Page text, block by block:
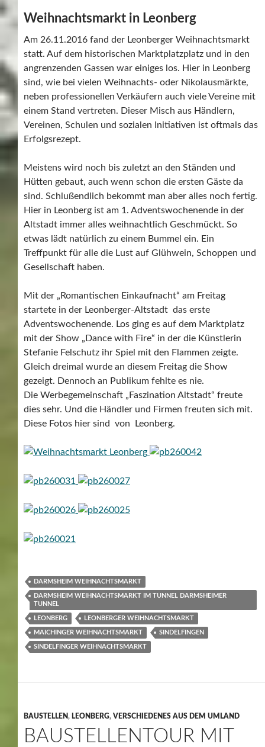
Weihnachtsmarkt in Leonberg
Am 26.11.2016 fand der Leonberger Weihnachtsmarkt
statt. Auf dem historischen Marktplatzplatz und in den
angrenzenden Gassen war einiges los. Hier in Leonberg
sind, wie bei vielen Weihnachts- oder Nikolausmärkte,
neben professionellen Verkäufern auch viele Vereine mit
einem Stand vertreten. Dieser Misch aus Händlern,
Vereinen, Schulen und sozialen Initiativen ist oftmals das
Erfolgsrezept.
Meistens wird noch bis zuletzt an den Ständen und
Hütten gebaut, auch wenn schon die ersten Gäste da
sind. Schlußendlich bekommt man aber alles noch fertig.
Hier in Leonberg ist am 1. Adventswochenende in der
Altstadt immer alles weihnachtlich Geschmückt. So
etwas lädt natürlich zu einem Bummel ein. Ein
Treffpunkt für alle die Lust auf Glühwein, Schoppen und
Gesellschaft haben.
Mit der „Romantischen Einkaufnacht“ am Freitag
startete in der Leonberger-Altstadt das erste
Adventswochenende. Los ging es auf dem Marktplatz
mit der Show „Dance with Fire“ in der die Künstlerin
Stefanie Felschutz ihr Spiel mit den Flammen zeigte.
Gleich dreimal wurde an diesem Freitag die Show
gezeigt. Dennoch an Publikum fehlte es nie.
Die Werbegemeinschaft „Faszination Altstadt“ freute
dies sehr. Und die Händler und Firmen freuten sich mit.
Diese Fotos hier sind von Leonberg.
DARMSHEIM WEIHNACHTSMARKT
DARMSHEIM WEIHNACHTSMARKT IM TUNNEL DARMSHEIMER
TUNNEL
LEONBERG LEONBERGER WEIHNACHTSMARKT
MAICHINGER WEIHNACHTSMARKT SINDELFINGEN
SINDELFINGER WEIHNACHTSMARKT
BAUSTELLEN, LEONBERG, VERSCHIEDENES AUS DEM UMLAND
BAUSTELLENTOUR MIT